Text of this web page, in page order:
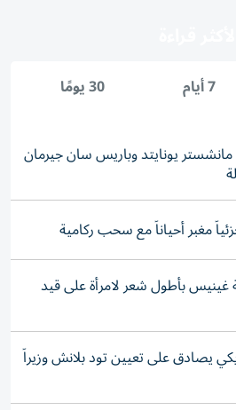
7 أيام 30 يومًا
يونايتد وباريس سان جيرمان
مغبر أحياناً مع سحب ركامية
بأطول شعر لامرأة على قيد
يصادق على تعيين تود بلانش وزيراً